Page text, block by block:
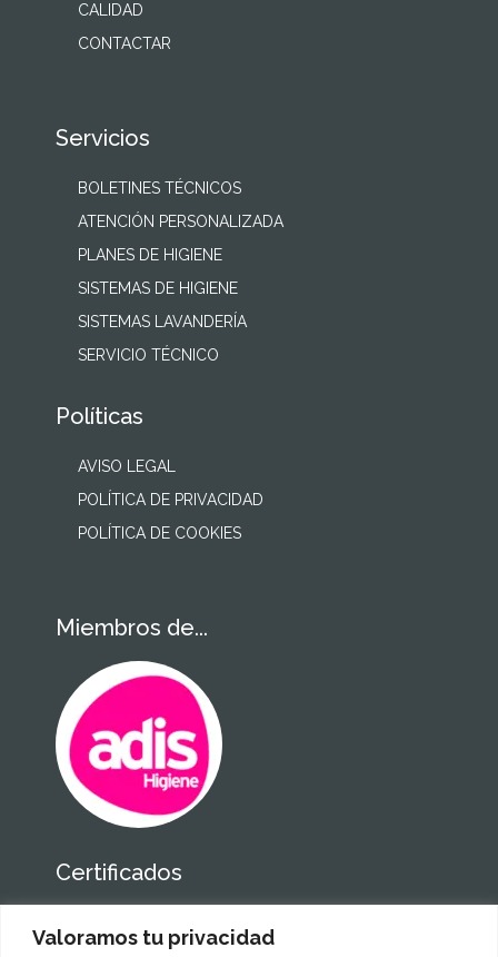
Valoramos tu privacidad
CALIDAD
CONTACTAR
Servicios
BOLETINES TÉCNICOS
ATENCIÓN PERSONALIZADA
PLANES DE HIGIENE
SISTEMAS DE HIGIENE
SISTEMAS LAVANDERÍA
SERVICIO TÉCNICO
Políticas
AVISO LEGAL
POLÍTICA DE PRIVACIDAD
POLÍTICA DE COOKIES
Miembros de...
Certificados